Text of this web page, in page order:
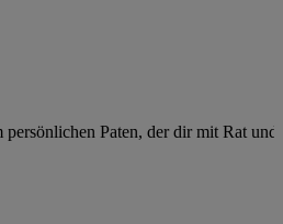
Paten, der dir mit Rat und